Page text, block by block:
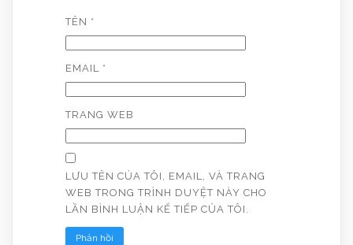
TÊN *
EMAIL *
TRANG WEB
LƯU TÊN CỦA TÔI, EMAIL, VÀ TRANG
WEB TRONG TRÌNH DUYỆT NÀY CHO
LẦN BÌNH LUẬN KẾ TIẾP CỦA TÔI.